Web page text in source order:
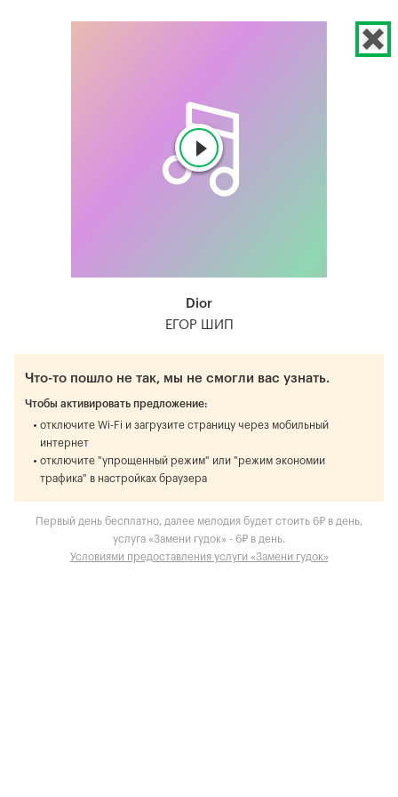
Dior
ЕГОР ШИП
Что-то пошло не так, мы не смогли вас узнать.
Чтобы активировать предложение:
отключите Wi-Fi и загрузите страницу через мобильный
интернет
отключите "упрощенный режим" или "режим экономии
трафика" в настройках браузера
Первый день бесплатно, далее мелодия будет стоить 6₽ в день,
услуга «Замени гудок» - 6₽ в день.
Условиями предоставления услуги «Замени гудок»